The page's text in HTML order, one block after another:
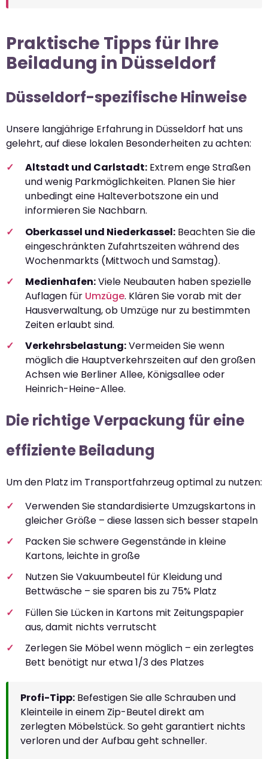
Praktische Tipps für Ihre
Beiladung in Düsseldorf
Düsseldorf-spezifische Hinweise
Unsere langjährige Erfahrung in Düsseldorf hat uns
gelehrt, auf diese lokalen Besonderheiten zu achten:
Altstadt und Carlstadt: Extrem enge Straßen
und wenig Parkmöglichkeiten. Planen Sie hier
unbedingt eine Halteverbotszone ein und
informieren Sie Nachbarn.
Oberkassel und Niederkassel: Beachten Sie die
eingeschränkten Zufahrtszeiten während des
Wochenmarkts (Mittwoch und Samstag).
Medienhafen:Viele Neubauten haben spezielle
Auflagen für Umzüge. Klären Sie vorab mit der
Hausverwaltung, ob Umzüge nur zu bestimmten
Zeiten erlaubt sind.
Verkehrsbelastung:Vermeiden Sie wenn
möglich die Hauptverkehrszeiten auf den großen
Achsen wie Berliner Allee, Königsallee oder
Heinrich-Heine-Allee.
Die richtige Verpackung für eine
effiziente Beiladung
Um den Platz im Transportfahrzeug optimal zu nutzen:
Verwenden Sie standardisierte Umzugskartons in
gleicher Größe – diese lassen sich besser stapeln
Packen Sie schwere Gegenstände in kleine
Kartons, leichte in große
Nutzen Sie Vakuumbeutel für Kleidung und
Bettwäsche – sie sparen bis zu 75% Platz
Füllen Sie Lücken in Kartons mit Zeitungspapier
aus, damit nichts verrutscht
Zerlegen Sie Möbel wenn möglich – ein zerlegtes
Bett benötigt nur etwa 1/3 des Platzes
Profi-Tipp: Befestigen Sie alle Schrauben und
Kleinteile in einem Zip-Beutel direkt am
zerlegten Möbelstück. So geht garantiert nichts
verloren und der Aufbau geht schneller.